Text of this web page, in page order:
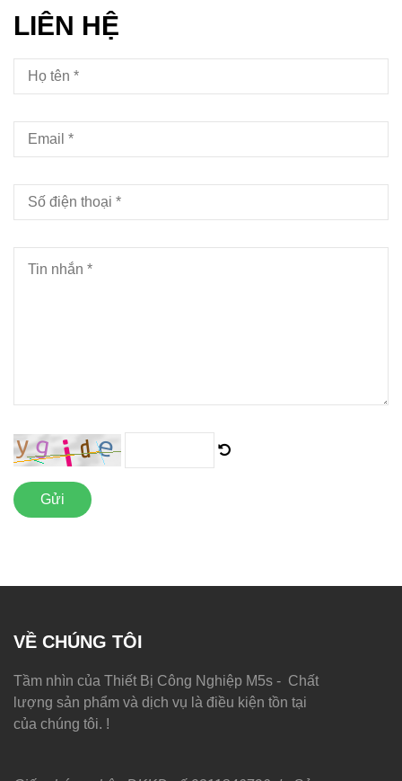
LIÊN HỆ
Gửi
VỀ CHÚNG TÔI
Tầm nhìn của Thiết Bị Công Nghiệp M5s - Chất
lượng sản phẩm và dịch vụ là điều kiện tồn tại
của chúng tôi. !